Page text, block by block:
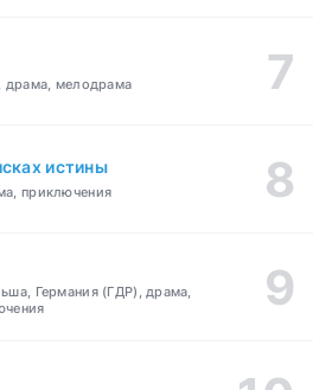
драма, мелодрама
истины
приключения
Германия (ГДР), драма,